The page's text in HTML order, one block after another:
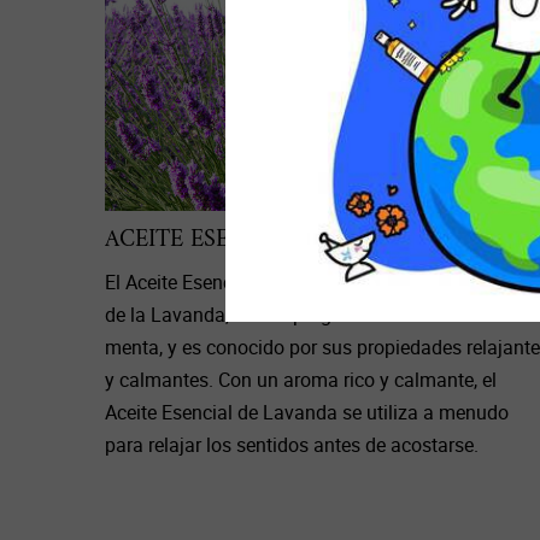
ACEITE ESENCIAL DE LAVANDA
El Aceite Esencial de Lavanda es destilado al vapor
de la Lavanda, un adaptógeno de la familia de la
menta, y es conocido por sus propiedades
y calmantes. Con un aroma rico y calmante, el
Aceite Esencial de Lavanda se utiliza a menudo
para relajar los sentidos antes de acostarse.